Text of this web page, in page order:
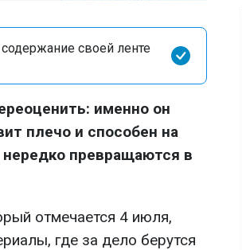
своей ленте
именно он
плечо и способен на
превращаются в
отмечается 4 июля,
где за дело берутся